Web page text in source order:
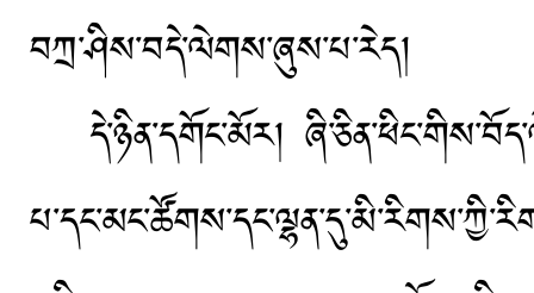
བཀྲ་ཤིས་བདེ་ལེགས་ཞུས་པ་རེད།
དེ་ཉིན་དགོང་མོར།